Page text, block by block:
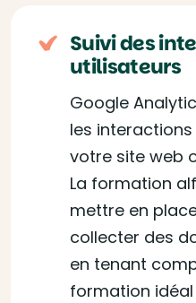
Suivi des
utilisateurs
Google
les
votre site web
La formation
mettre en
collecter des
en tenant
formation